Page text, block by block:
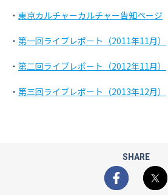
・ 東京カルチャーカルチャー告知ページ
・ 第一回ライブレポート（2011年11月）
・ 第二回ライブレポート（2012年11月）
・ 第三回ライブレポート（2013年12月）
SHARE
Facebook
X